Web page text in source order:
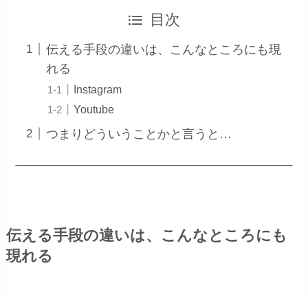
目次
伝える手段の違いは、こんなところにも現
れる
Instagram
Youtube
つまりどういうことかと言うと…
伝える手段の違いは、こんなところにも
現れる